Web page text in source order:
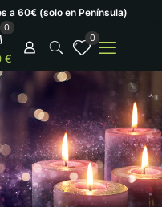
a 60€ (solo en Península)
0
€
0